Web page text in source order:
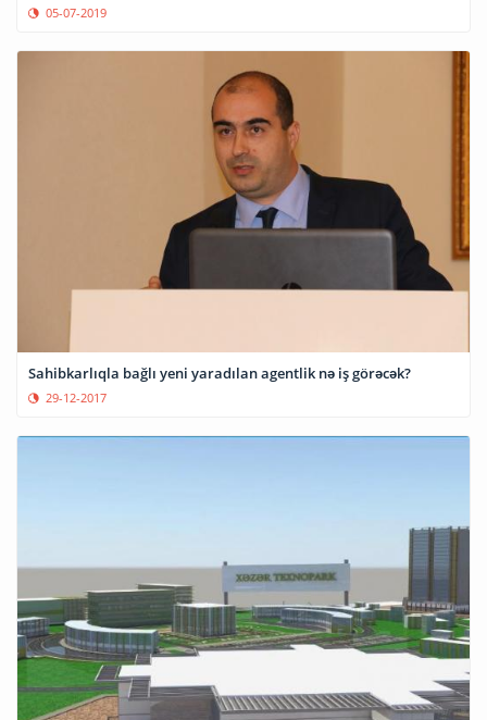
05-07-2019
Sahibkarlıqla bağlı yeni yaradılan agentlik nə iş görəcək?
29-12-2017